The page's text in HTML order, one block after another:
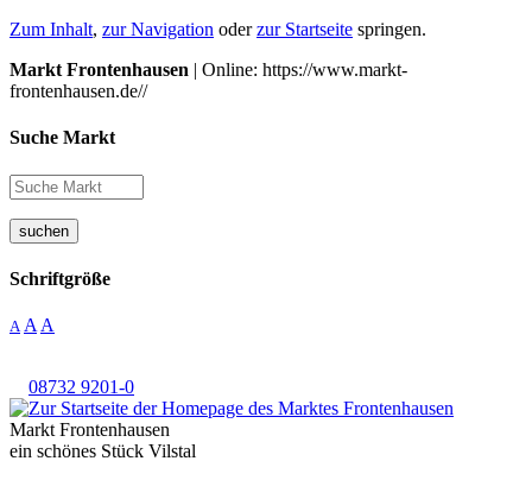
Zum Inhalt, zur Navigation oderzur Startseite springen.
Markt Frontenhausen | Online: https://www.markt-
frontenhausen.de//
Suche Markt
suchen
Schriftgröße
A A A
08732 9201-0
Markt Frontenhausen
ein schönes Stück Vilstal